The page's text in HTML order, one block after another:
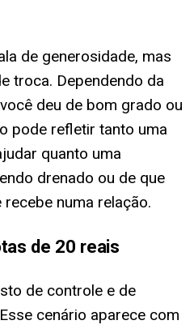
de generosidade, mas
troca. Dependendo da
deu de bom grado ou
pode refletir tanto uma
quanto uma
drenado ou de que
numa relação.
de 20 reais
de controle e de
cenário aparece com